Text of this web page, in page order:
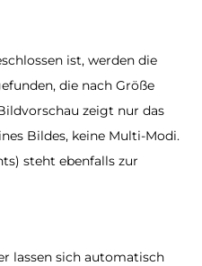
ist, werden die
die nach Größe
zeigt nur das
Bildes, keine Multi-Modi.
steht ebenfalls zur
lassen sich automatisch